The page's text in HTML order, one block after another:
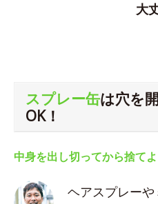
大
スプレー缶は穴を
OK！
中身を出し切ってから捨て
ヘアスプレー